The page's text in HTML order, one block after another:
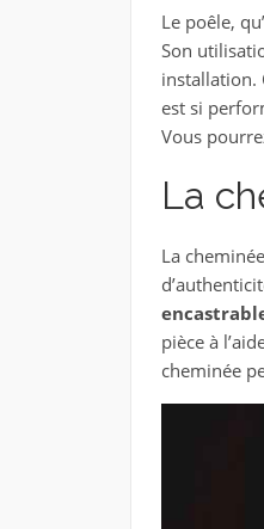
Le poêle,
Son
installation.
est si
Vous
La
La
pièce à
cheminée